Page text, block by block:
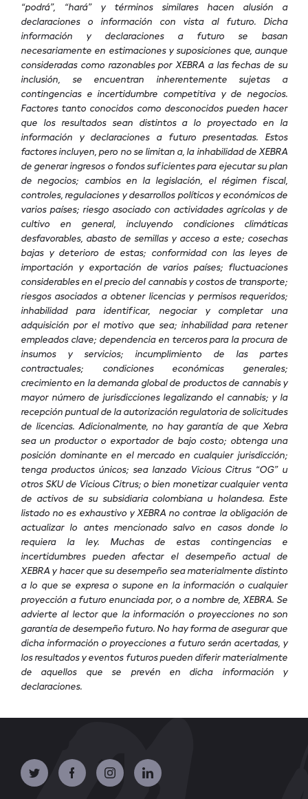
“podrá”, “hará” y términos similares hacen alusión a
declaraciones o información con vista al futuro. Dicha
información y declaraciones a futuro se basan
necesariamente en estimaciones y suposiciones que, aunque
consideradas como razonables por XEBRA a las fechas de su
inclusión, se encuentran inherentemente sujetas a
contingencias e incertidumbre competitiva y de negocios.
Factores tanto conocidos como desconocidos pueden hacer
que los resultados sean distintos a lo proyectado en la
información y declaraciones a futuro presentadas. Estos
factores incluyen, pero no se limitan a, la inhabilidad de XEBRA
de generar ingresos o fondos suficientes para ejecutar su plan
de negocios; cambios en la legislación, el régimen fiscal,
controles, regulaciones y desarrollos políticos y económicos de
varios países; riesgo asociado con actividades agrícolas y de
cultivo en general, incluyendo condiciones climáticas
desfavorables, abasto de semillas y acceso a este; cosechas
bajas y deterioro de estas; conformidad con las leyes de
importación y exportación de varios países; fluctuaciones
considerables en el precio del cannabis y costos de transporte;
riesgos asociados a obtener licencias y permisos requeridos;
inhabilidad para identificar, negociar y completar una
adquisición por el motivo que sea; inhabilidad para retener
empleados clave; dependencia en terceros para la procura de
insumos y servicios; incumplimiento de las partes
contractuales; condiciones económicas generales;
crecimiento en la demanda global de productos de cannabis y
mayor número de jurisdicciones legalizando el cannabis; y la
recepción puntual de la autorización regulatoria de solicitudes
de licencias. Adicionalmente, no hay garantía de que Xebra
sea un productor o exportador de bajo costo; obtenga una
posición dominante en el mercado en cualquier jurisdicción;
tenga productos únicos; sea lanzado Vicious Citrus “OG” u
otros SKU de Vicious Citrus; o bien monetizar cualquier venta
de activos de su subsidiaria colombiana u holandesa. Este
listado no es exhaustivo y XEBRA no contrae la obligación de
actualizar lo antes mencionado salvo en casos donde lo
requiera la ley. Muchas de estas contingencias e
incertidumbres pueden afectar el desempeño actual de
XEBRA y hacer que su desempeño sea materialmente distinto
a lo que se expresa o supone en la información o cualquier
proyección a futuro enunciada por, o a nombre de, XEBRA. Se
advierte al lector que la información o proyecciones no son
garantía de desempeño futuro. No hay forma de asegurar que
dicha información o proyecciones a futuro serán acertadas, y
los resultados y eventos futuros pueden diferir materialmente
de aquellos que se prevén en dicha información y
declaraciones.